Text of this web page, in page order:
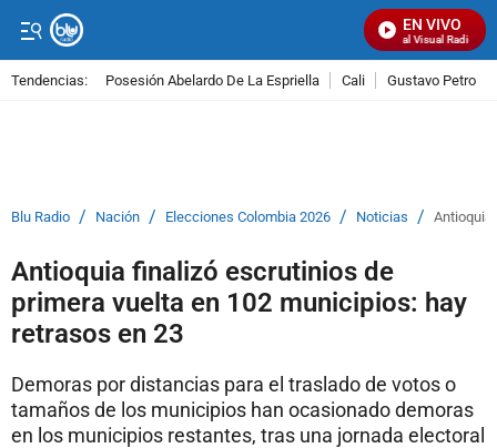
EN VIVO
Señal Visual Radio
Tendencias: Posesión Abelardo De La Espriella Cali Gustavo Petro
Blu Radio / Nación / Elecciones Colombia 2026 / Noticias / Antioquia
Antioquia finalizó escrutinios de
primera vuelta en 102 municipios: hay
retrasos en 23
Demoras por distancias para el traslado de votos o
tamaños de los municipios han ocasionado demoras
en los municipios restantes, tras una jornada electoral